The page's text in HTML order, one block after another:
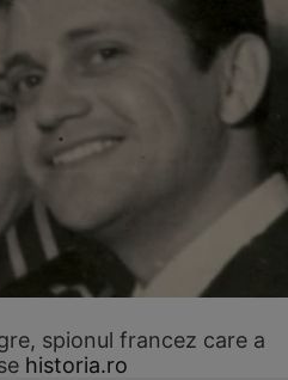
spionul francez care a
historia.ro